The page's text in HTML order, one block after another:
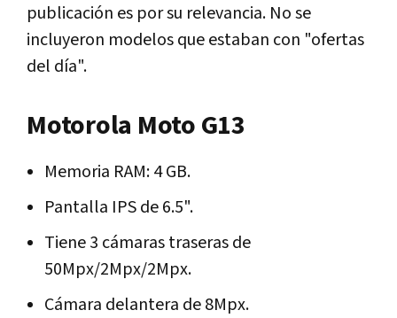
publicación es por su relevancia. No se
incluyeron modelos que estaban con "ofertas
del día".
Motorola Moto G13
Memoria RAM: 4 GB.
Pantalla IPS de 6.5".
Tiene 3 cámaras traseras de
50Mpx/2Mpx/2Mpx.
Cámara delantera de 8Mpx.